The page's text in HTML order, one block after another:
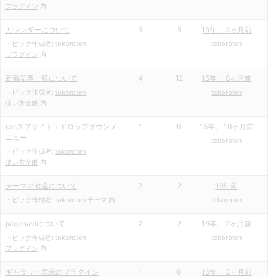
プラグイン 内
カレンダーについて
トピック作成者: tokoroten
プラグイン 内
3 5 15年、 4ヶ月前
tokoroten
新着記事一覧について
トピック作成者: tokoroten
使い方全般 内
4 12 15年、 8ヶ月前
tokoroten
cssスプライト＋ドロップダウンメ
ニュー
トピック作成者: tokoroten
使い方全般 内
1 0 15年、 10ヶ月前
tokoroten
テーマの改造について
トピック作成者: tokoroten テーマ 内
2 2 16年前
tokoroten
pagenaviについて
トピック作成者: tokoroten
プラグイン 内
2 2 16年、 2ヶ月前
tokoroten
ギャラリー表示のプラグイン 1 0 16年、 3ヶ月前